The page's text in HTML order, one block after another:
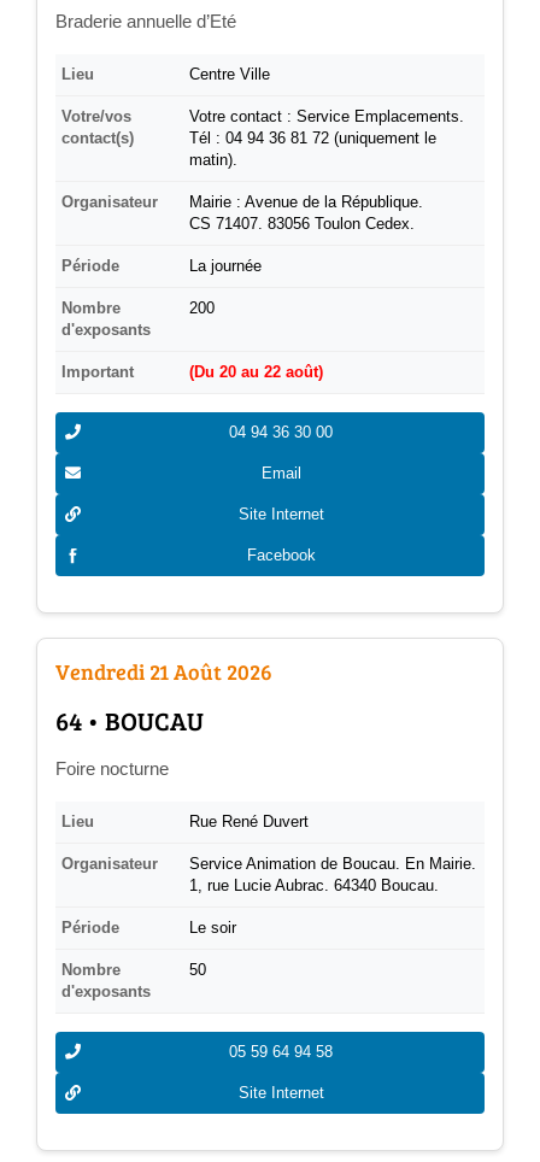
Braderie annuelle d’Eté
Lieu Centre Ville
Votre/vos
contact(s)
Votre contact : Service Emplacements.
Tél : 04 94 36 81 72 (uniquement le
matin).
Organisateur
Mairie : Avenue de la République.
CS 71407. 83056 Toulon Cedex.
Période La journée
Nombre
d'exposants
200
Important (Du 20 au 22 août)
04 94 36 30 00
Email
Site Internet
Facebook
Vendredi 21 Août 2026
­64 • BOUCAU
Foire nocturne
Lieu Rue René Duvert
Organisateur
Service Animation de Boucau. En Mairie.
1, rue Lucie Aubrac. 64340 Boucau.
Période Le soir
Nombre
d'exposants
50
05 59 64 94 58
Site Internet